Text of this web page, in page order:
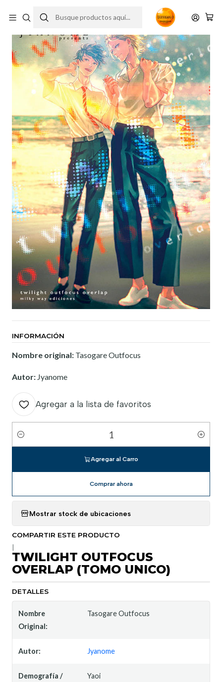
INFORMACIÓN
Nombre original: Tasogare Outfocus
Autor: Jyanome
Agregar a la lista de favoritos
Cantidad
Agregar al Carro
Comprar ahora
Mostrar stock de ubicaciones
COMPARTIR ESTE PRODUCTO
TWILIGHT OUTFOCUS
OVERLAP (TOMO UNICO)
DETALLES
Nombre
Original:
Tasogare Outfocus
Autor: Jyanome
Demografía /
Yaoi